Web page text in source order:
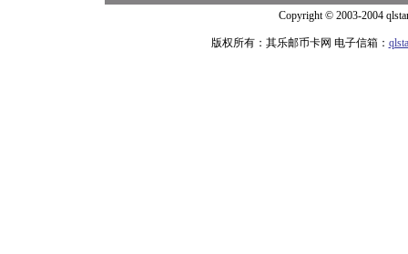
Copyright © 2003-2004
版权所有：其乐邮币卡网 电子信箱：